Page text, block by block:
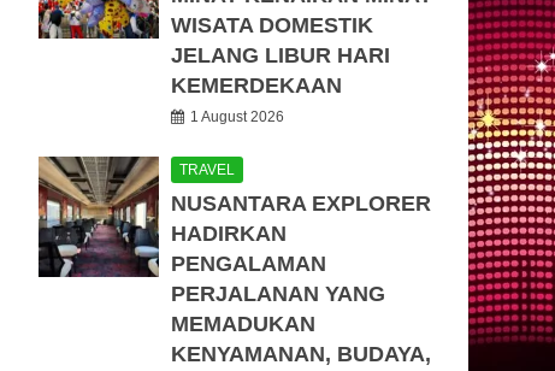
WISATA DOMESTIK
JELANG LIBUR HARI
KEMERDEKAAN
1 August 2026
TRAVEL
NUSANTARA EXPLORER
HADIRKAN
PENGALAMAN
PERJALANAN YANG
MEMADUKAN
KENYAMANAN, BUDAYA,